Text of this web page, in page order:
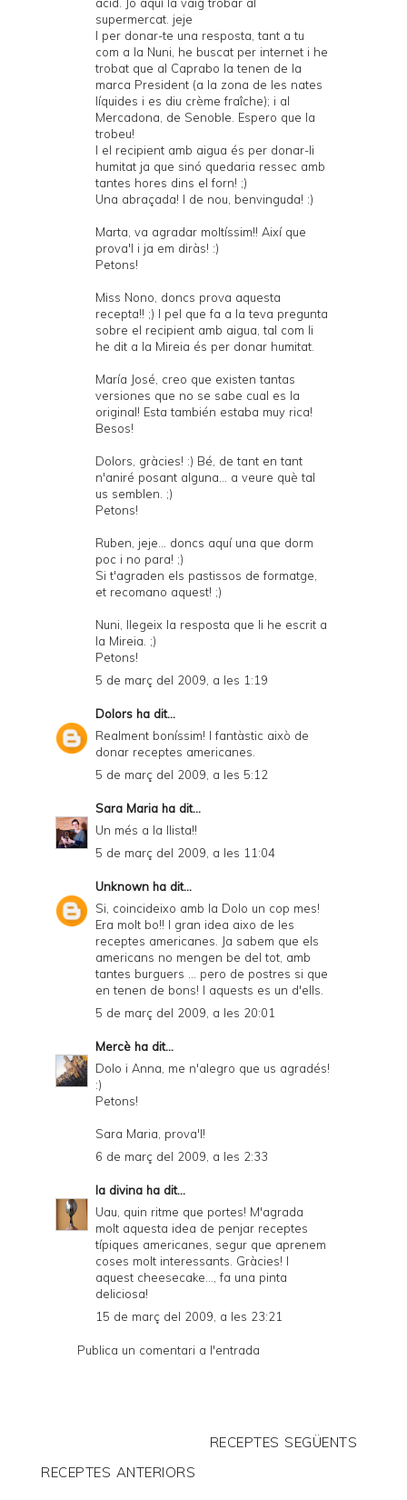
àcid. Jo aquí la vaig trobar al
supermercat. jeje
I per donar-te una resposta, tant a tu
com a la Nuni, he buscat per internet i he
trobat que al Caprabo la tenen de la
marca President (a la zona de les nates
líquides i es diu crème fraîche); i al
Mercadona, de Senoble. Espero que la
trobeu!
I el recipient amb aigua és per donar-li
humitat ja que sinó quedaria ressec amb
tantes hores dins el forn! ;)
Una abraçada! I de nou, benvinguda! :)
Marta, va agradar moltíssim!! Així que
prova'l i ja em diràs! :)
Petons!
Miss Nono, doncs prova aquesta
recepta!! ;) I pel que fa a la teva pregunta
sobre el recipient amb aigua, tal com li
he dit a la Mireia és per donar humitat.
María José, creo que existen tantas
versiones que no se sabe cual es la
original! Esta también estaba muy rica!
Besos!
Dolors, gràcies! :) Bé, de tant en tant
n'aniré posant alguna... a veure què tal
us semblen. ;)
Petons!
Ruben, jeje... doncs aquí una que dorm
poc i no para! ;)
Si t'agraden els pastissos de formatge,
et recomano aquest! ;)
Nuni, llegeix la resposta que li he escrit a
la Mireia. ;)
Petons!
5 de març del 2009, a les 1:19
Dolors ha dit...
Realment boníssim! I fantàstic això de
donar receptes americanes.
5 de març del 2009, a les 5:12
Sara Maria ha dit...
Un més a la llista!!
5 de març del 2009, a les 11:04
Unknown ha dit...
Si, coincideixo amb la Dolo un cop mes!
Era molt bo!! I gran idea aixo de les
receptes americanes. Ja sabem que els
americans no mengen be del tot, amb
tantes burguers ... pero de postres si que
en tenen de bons! I aquests es un d'ells.
5 de març del 2009, a les 20:01
Mercè ha dit...
Dolo i Anna, me n'alegro que us agradés!
:)
Petons!
Sara Maria, prova'l!
6 de març del 2009, a les 2:33
la divina ha dit...
Uau, quin ritme que portes! M'agrada
molt aquesta idea de penjar receptes
típiques americanes, segur que aprenem
coses molt interessants. Gràcies! I
aquest cheesecake..., fa una pinta
deliciosa!
15 de març del 2009, a les 23:21
Publica un comentari a l'entrada
RECEPTES SEGÜENTS
RECEPTES ANTERIORS